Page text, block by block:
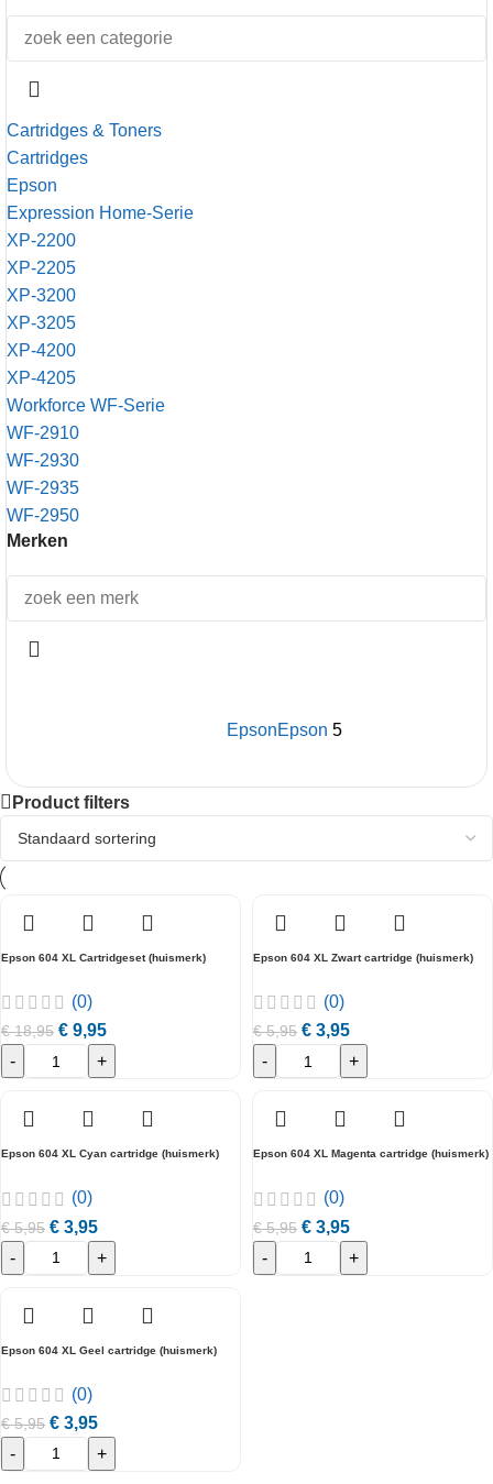
Cartridges & Toners
Cartridges
Epson
Expression Home-Serie
XP-2200
XP-2205
XP-3200
XP-3205
XP-4200
XP-4205
Workforce WF-Serie
WF-2910
WF-2930
WF-2935
WF-2950
Merken
EpsonEpson 5
Product filters
Epson 604 XL Cartridgeset (huismerk)
(0)
€18,95 € 9,95
-
+
Epson 604 XL Zwart cartridge (huismerk)
(0)
€5,95 € 3,95
-
+
Epson 604 XL Cyan cartridge (huismerk)
(0)
€5,95 € 3,95
-
+
Epson 604 XL Magenta cartridge (huismerk)
(0)
€5,95 € 3,95
-
+
Epson 604 XL Geel cartridge (huismerk)
(0)
€5,95 € 3,95
-
+